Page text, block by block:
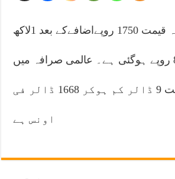
سونےکی فی تولہ قیمت 1750 روپےاضافےکے بعد 1لاکھ
44 ہزار 850 روپے ہوگئی ہے۔ عالمی صرافہ میں
سونے کی قیمت 9 ڈالر کم ہوکر 1668 ڈالر فی
اونس ہے